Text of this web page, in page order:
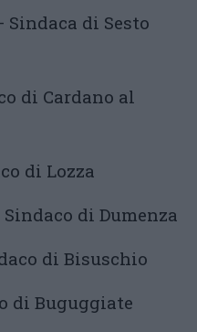
di Sesto
di Cardano al
di Lozza
di Dumenza
di Bisuschio
di Buguggiate